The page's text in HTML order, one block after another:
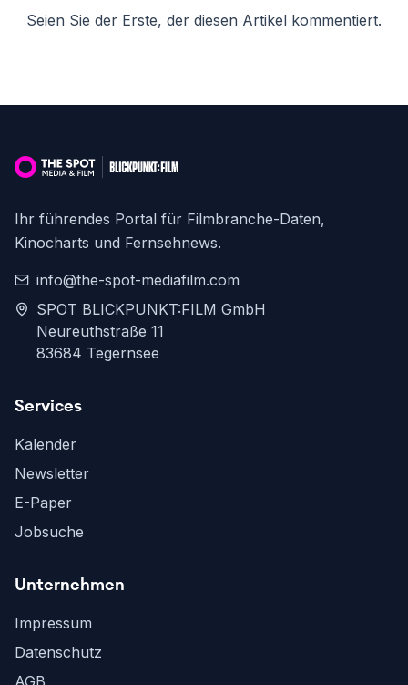
Seien Sie der Erste, der diesen Artikel kommentiert.
Ihr führendes Portal für Filmbranche-Daten,
Kinocharts und Fernsehnews.
info@the-spot-mediafilm.com
SPOT BLICKPUNKT:FILM GmbH
Neureuthstraße 11
83684 Tegernsee
Services
Kalender
Newsletter
E-Paper
Jobsuche
Unternehmen
Impressum
Datenschutz